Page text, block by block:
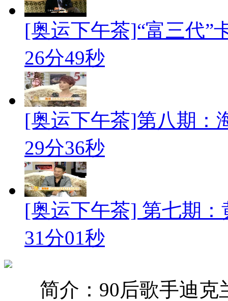
[奥运下午茶]“富三代”
26分49秒
[奥运下午茶]第八期：
29分36秒
[奥运下午茶] 第七期
31分01秒
简介：90后歌手迪